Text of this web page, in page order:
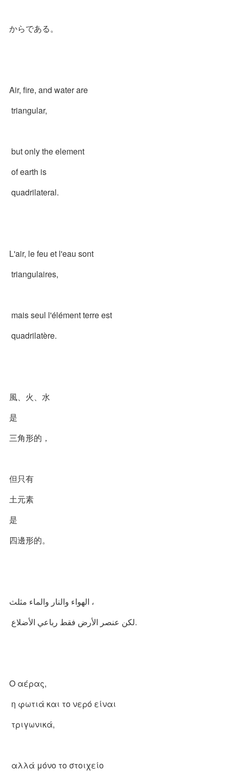
からである。
Air, fire, and water are
triangular,
but only the element
of earth is
quadrilateral.
L'air, le feu et l'eau sont
triangulaires,
mais seul l'élément terre est
quadrilatère.
風、火、水
是
三角形的，
但只有
土元素
是
四邊形的。
الهواء والنار والماء مثلث ،
لكن عنصر الأرض فقط رباعي الأضلاع.
Ο αέρας,
η φωτιά και το νερό είναι
τριγωνικά,
αλλά μόνο το στοιχείο